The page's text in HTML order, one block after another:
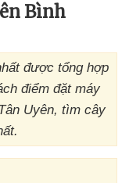
Bình
được tổng hợp
điểm đặt máy
Uyên, tìm cây